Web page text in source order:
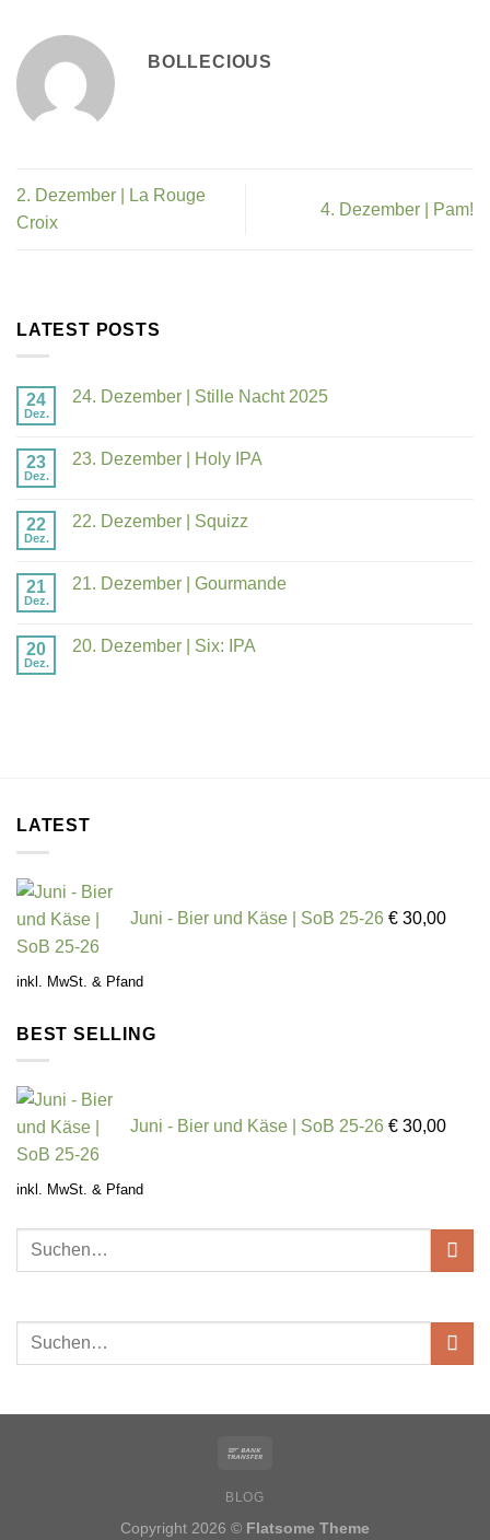
BOLLECIOUS
2. Dezember | La Rouge
Croix
4. Dezember | Pam!
LATEST POSTS
24
Dez.
24. Dezember | Stille Nacht 2025
23
Dez.
23. Dezember | Holy IPA
22
Dez.
22. Dezember | Squizz
21
Dez.
21. Dezember | Gourmande
20
Dez.
20. Dezember | Six: IPA
LATEST
Juni - Bier und Käse | SoB 25-26 € 30,00
inkl. MwSt. & Pfand
BEST SELLING
Juni - Bier und Käse | SoB 25-26 € 30,00
inkl. MwSt. & Pfand
BLOG
Copyright 2026 © Flatsome Theme